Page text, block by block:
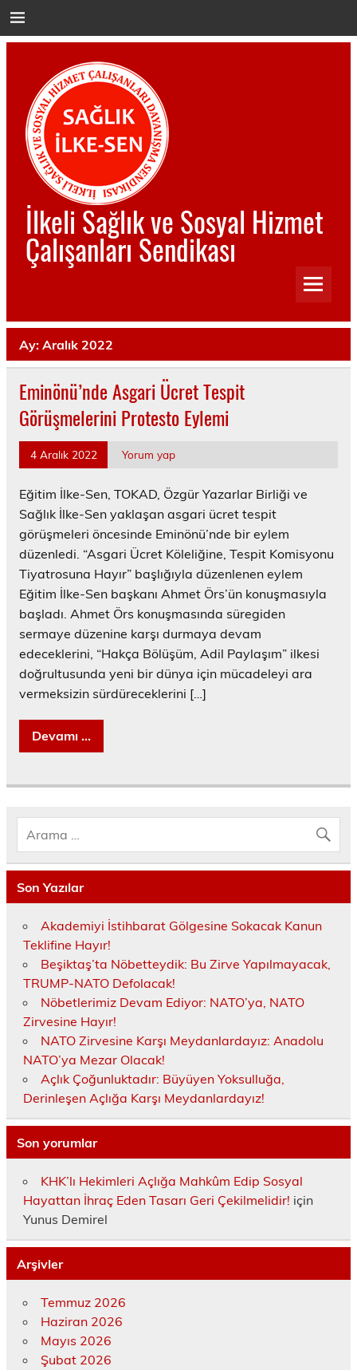
geç
İlkeli Sağlık ve Sosyal Hizmet
Çalışanları Sendikası
İlkeli Sağlık ve Sosyal Hizmet Çalışanları Sendikası
Ay: Aralık 2022
Eminönü’nde Asgari Ücret Tespit
Görüşmelerini Protesto Eylemi
4 Aralık 2022 Yorum yap
Eğitim İlke-Sen, TOKAD, Özgür Yazarlar Birliği ve
Sağlık İlke-Sen yaklaşan asgari ücret tespit
görüşmeleri öncesinde Eminönü’nde bir eylem
düzenledi. “Asgari Ücret Köleliğine, Tespit Komisyonu
Tiyatrosuna Hayır” başlığıyla düzenlenen eylem
Eğitim İlke-Sen başkanı Ahmet Örs’ün konuşmasıyla
başladı. Ahmet Örs konuşmasında süregiden
sermaye düzenine karşı durmaya devam
edeceklerini, “Hakça Bölüşüm, Adil Paylaşım” ilkesi
doğrultusunda yeni bir dünya için mücadeleyi ara
vermeksizin sürdüreceklerini […]
Devamı ...
Son Yazılar
Akademiyi İstihbarat Gölgesine Sokacak Kanun
Teklifine Hayır!
Beşiktaş’ta Nöbetteydik: Bu Zirve Yapılmayacak,
TRUMP-NATO Defolacak!
Nöbetlerimiz Devam Ediyor: NATO’ya, NATO
Zirvesine Hayır!
NATO Zirvesine Karşı Meydanlardayız: Anadolu
NATO’ya Mezar Olacak!
Açlık Çoğunluktadır: Büyüyen Yoksulluğa,
Derinleşen Açlığa Karşı Meydanlardayız!
Son yorumlar
KHK’lı Hekimleri Açlığa Mahkûm Edip Sosyal
Hayattan İhraç Eden Tasarı Geri Çekilmelidir! için
Yunus Demirel
Arşivler
Temmuz 2026
Haziran 2026
Mayıs 2026
Şubat 2026